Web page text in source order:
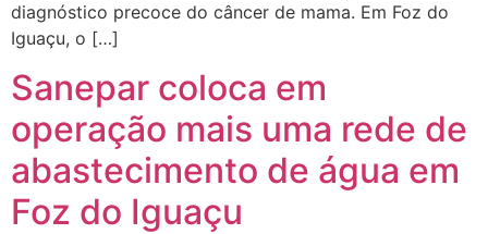
diagnóstico precoce do câncer de mama. Em Foz do
Iguaçu, o […]
Sanepar coloca em
operação mais uma rede de
abastecimento de água em
Foz do Iguaçu